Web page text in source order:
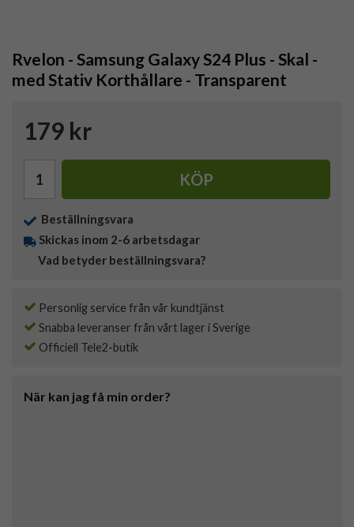
Rvelon - Samsung Galaxy S24 Plus - Skal -
med Stativ Korthållare - Transparent
179 kr
KÖP
Beställningsvara
Skickas inom 2-6 arbetsdagar
Vad betyder beställningsvara?
Personlig service från vår kundtjänst
Snabba leveranser från vårt lager i Sverige
Officiell Tele2-butik
När kan jag få min order?